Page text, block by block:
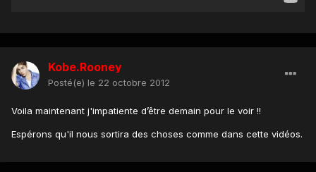
Kobe.Rooney
Posté(e) le 22 octobre 2012
Voila maintenant j'impatiente d’être demain pour le voir !!
Espérons qu'il nous sortira des choses comme dans cette vidéos.